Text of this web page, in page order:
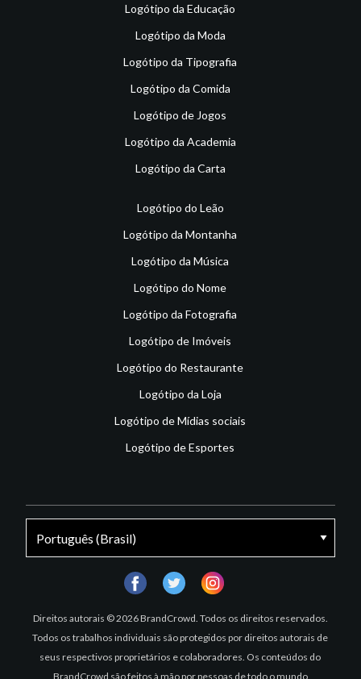
Logótipo da Educação
Logótipo da Moda
Logótipo da Tipografia
Logótipo da Comida
Logótipo de Jogos
Logótipo da Academia
Logótipo da Carta
Logótipo do Leão
Logótipo da Montanha
Logótipo da Música
Logótipo do Nome
Logótipo da Fotografia
Logótipo de Imóveis
Logótipo do Restaurante
Logótipo da Loja
Logótipo de Mídias sociais
Logótipo de Esportes
Direitos autorais © 2026 BrandCrowd. Todos os direitos reservados.
Todos os trabalhos individuais são protegidos por direitos autorais de
seus respectivos proprietários e colaboradores. Os conteúdos do
BrandCrowd são feitos à mão por pessoas de todo o mundo
facebooktwitter instagram